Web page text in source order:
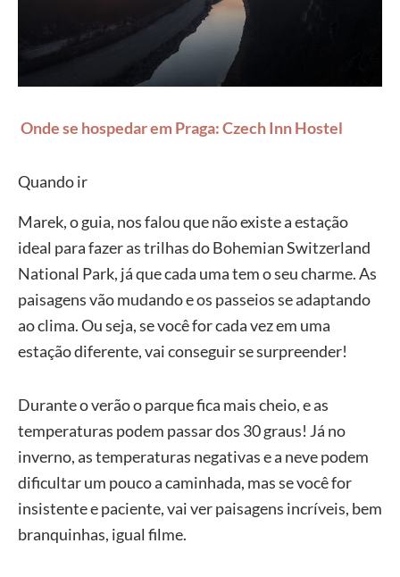
Onde se hospedar em Praga: Czech Inn Hostel
Quando ir
Marek, o guia, nos falou que não existe a estação
ideal para fazer as trilhas do Bohemian Switzerland
National Park, já que cada uma tem o seu charme. As
paisagens vão mudando e os passeios se adaptando
ao clima. Ou seja, se você for cada vez em uma
estação diferente, vai conseguir se surpreender!
Durante o verão o parque fica mais cheio, e as
temperaturas podem passar dos 30 graus! Já no
inverno, as temperaturas negativas e a neve podem
dificultar um pouco a caminhada, mas se você for
insistente e paciente, vai ver paisagens incríveis, bem
branquinhas, igual filme.